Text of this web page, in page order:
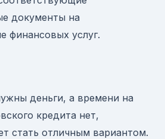
документы на
финансовых услуг.
деньги, а времени на
кредита нет,
стать отличным вариантом.